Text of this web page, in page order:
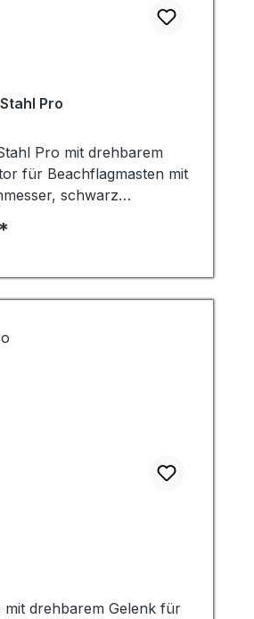
Pro
Pro mit drehbarem
für Beachflagmasten mit
schwarz
mit 4 Gummifüssen. Für
Alu Pro Serie - 6 KG, 12
alle graden
drehbarem Gelenk für